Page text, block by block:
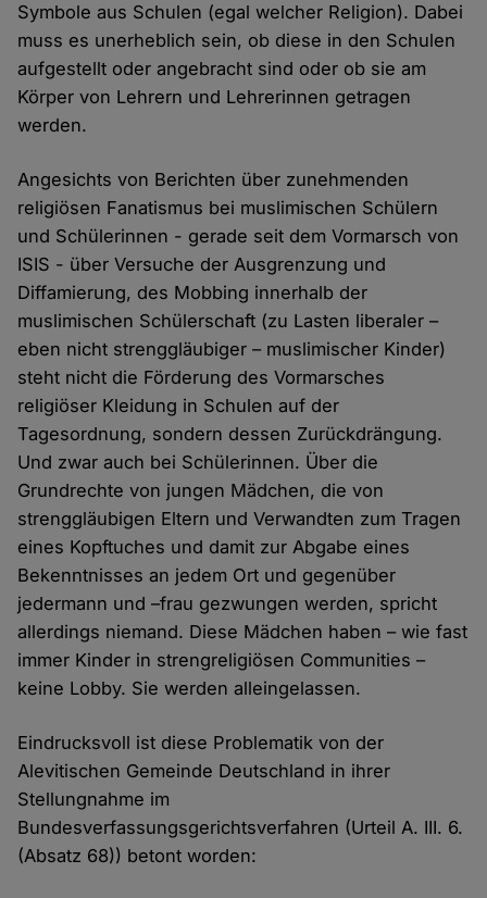
Symbole aus Schulen (egal welcher Religion). Dabei
muss es unerheblich sein, ob diese in den Schulen
aufgestellt oder angebracht sind oder ob sie am
Körper von Lehrern und Lehrerinnen getragen
werden.
Angesichts von Berichten über zunehmenden
religiösen Fanatismus bei muslimischen Schülern
und Schülerinnen - gerade seit dem Vormarsch von
ISIS - über Versuche der Ausgrenzung und
Diffamierung, des Mobbing innerhalb der
muslimischen Schülerschaft (zu Lasten liberaler –
eben nicht strenggläubiger – muslimischer Kinder)
steht nicht die Förderung des Vormarsches
religiöser Kleidung in Schulen auf der
Tagesordnung, sondern dessen Zurückdrängung.
Und zwar auch bei Schülerinnen. Über die
Grundrechte von jungen Mädchen, die von
strenggläubigen Eltern und Verwandten zum Tragen
eines Kopftuches und damit zur Abgabe eines
Bekenntnisses an jedem Ort und gegenüber
jedermann und –frau gezwungen werden, spricht
allerdings niemand. Diese Mädchen haben – wie fast
immer Kinder in strengreligiösen Communities –
keine Lobby. Sie werden alleingelassen.
Eindrucksvoll ist diese Problematik von der
Alevitischen Gemeinde Deutschland in ihrer
Stellungnahme im
Bundesverfassungsgerichtsverfahren (Urteil A. III. 6.
(Absatz 68)) betont worden: